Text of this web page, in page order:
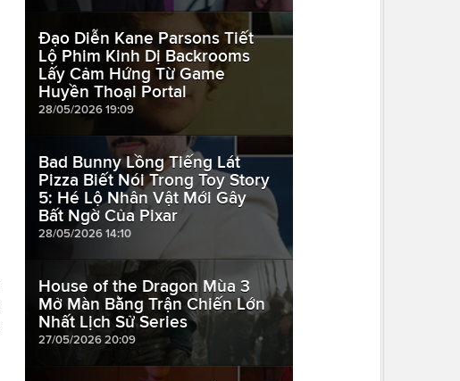
Đạo Diễn Kane Parsons Tiết
Lộ Phim Kinh Dị Backrooms
Lấy Cảm Hứng Từ Game
Huyền Thoại Portal
28/05/2026 19:09
Bad Bunny Lồng Tiếng Lát
Pizza Biết Nói Trong Toy Story
5: Hé Lộ Nhân Vật Mới Gây
Bất Ngờ Của Pixar
28/05/2026 14:10
House of the Dragon Mùa 3
Mở Màn Bằng Trận Chiến Lớn
Nhất Lịch Sử Series
27/05/2026 20:09